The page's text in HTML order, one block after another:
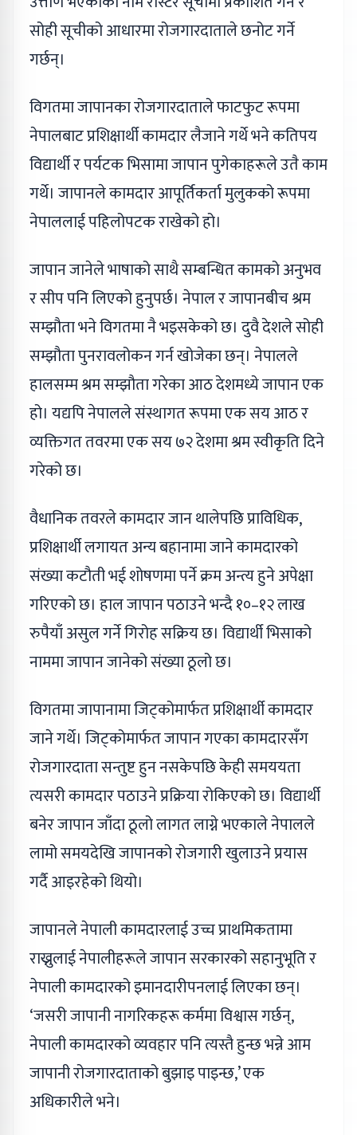
सोही सूचीको आधारमा रोजगारदाताले छनोट गर्ने
गर्छन्।
विगतमा जापानका रोजगारदाताले फाटफुट रूपमा
नेपालबाट प्रशिक्षार्थी कामदार लैजाने गर्थे भने कतिपय
विद्यार्थी र पर्यटक भिसामा जापान पुगेकाहरूले उतै काम
गर्थे। जापानले कामदार आपूर्तिकर्ता मुलुकको रूपमा
नेपाललाई पहिलोपटक राखेको हो।
जापान जानेले भाषाको साथै सम्बन्धित कामको अनुभव
र सीप पनि लिएको हुनुपर्छ। नेपाल र जापानबीच श्रम
सम्झौता भने विगतमा नै भइसकेको छ। दुवै देशले सोही
सम्झौता पुनरावलोकन गर्न खोजेका छन्। नेपालले
हालसम्म श्रम सम्झौता गरेका आठ देशमध्ये जापान एक
हो। यद्यपि नेपालले संस्थागत रूपमा एक सय आठ र
व्यक्तिगत तवरमा एक सय ७२ देशमा श्रम स्वीकृति दिने
गरेको छ।
वैधानिक तवरले कामदार जान थालेपछि प्राविधिक,
प्रशिक्षार्थी लगायत अन्य बहानामा जाने कामदारको
संख्या कटौती भई शोषणमा पर्ने क्रम अन्त्य हुने अपेक्षा
गरिएको छ। हाल जापान पठाउने भन्दै १०–१२ लाख
रुपैयाँ असुल गर्ने गिरोह सक्रिय छ। विद्यार्थी भिसाको
नाममा जापान जानेको संख्या ठूलो छ।
विगतमा जापानामा जिट्कोमार्फत प्रशिक्षार्थी कामदार
जाने गर्थे। जिट्कोमार्फत जापान गएका कामदारसँग
रोजगारदाता सन्तुष्ट हुन नसकेपछि केही समययता
त्यसरी कामदार पठाउने प्रक्रिया रोकिएको छ। विद्यार्थी
बनेर जापान जाँदा ठूलो लागत लाग्ने भएकाले नेपालले
लामो समयदेखि जापानको रोजगारी खुलाउने प्रयास
गर्दै आइरहेको थियो।
जापानले नेपाली कामदारलाई उच्च प्राथमिकतामा
राख्नुलाई नेपालीहरूले जापान सरकारको सहानुभूति र
नेपाली कामदारको इमानदारीपनलाई लिएका छन्।
‘जसरी जापानी नागरिकहरू कर्ममा विश्वास गर्छन्,
नेपाली कामदारको व्यवहार पनि त्यस्तै हुन्छ भन्ने आम
जापानी रोजगारदाताको बुझाइ पाइन्छ,’ एक
अधिकारीले भने।